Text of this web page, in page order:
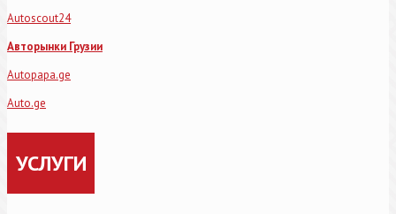
Autoscout24
Авторынки Грузии
Autopapa.ge
Auto.ge
УСЛУГИ